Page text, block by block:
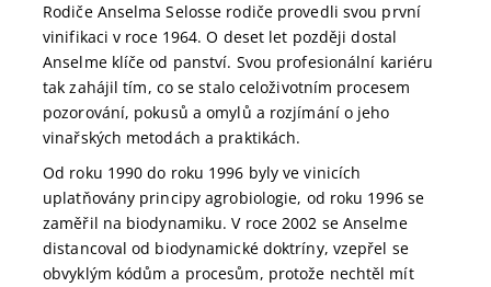
Rodiče Anselma Selosse rodiče provedli svou první
vinifikaci v roce 1964. O deset let později dostal
Anselme klíče od panství. Svou profesionální kariéru
tak zahájil tím, co se stalo celoživotním procesem
pozorování, pokusů a omylů a rozjímání o jeho
vinařských metodách a praktikách.
Od roku 1990 do roku 1996 byly ve vinicích
uplatňovány principy agrobiologie, od roku 1996 se
zaměřil na biodynamiku. V roce 2002 se Anselme
distancoval od biodynamické doktríny, vzepřel se
obvyklým kódům a procesům, protože nechtěl mít